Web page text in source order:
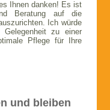
Ihnen danken! Es ist
Beratung auf die
Ich würde
zu einer
Pflege für Ihre
und bleiben